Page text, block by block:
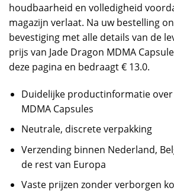
houdbaarheid en volledigheid
magazijn verlaat. Na uw bestelling
bevestiging met alle details van de
prijs van Jade Dragon MDMA
deze pagina en bedraagt € 13.0.
Duidelijke productinformatie over
MDMA Capsules
Neutrale, discrete verpakking
Verzending binnen Nederland,
de rest van Europa
Vaste prijzen zonder verborgen